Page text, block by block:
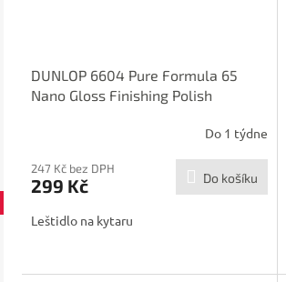
DUNLOP 6604 Pure Formula 65
Nano Gloss Finishing Polish
Do 1 týdne
247 Kč bez DPH
299 Kč Do košíku
Leštidlo na kytaru